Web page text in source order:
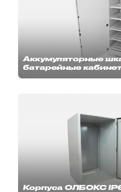
Аккумуляторные
батарейные
Корпуса ОЛБОКС